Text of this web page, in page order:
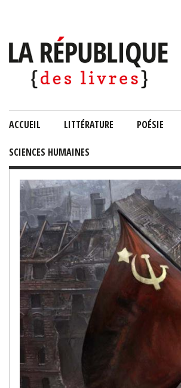
ACCUEIL LITTÉRATURE POÉSIE
SCIENCES HUMAINES